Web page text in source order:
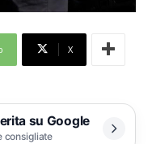
X
su Google
consigliate